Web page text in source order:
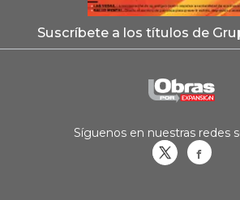
Suscríbete a los títulos de
Síguenos en nuestras redes